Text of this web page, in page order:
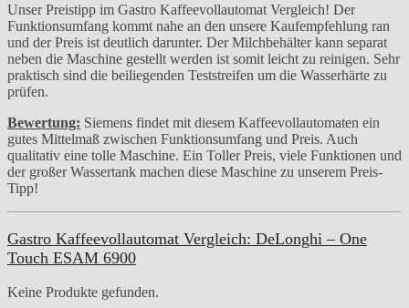
Unser Preistipp im Gastro Kaffeevollautomat Vergleich! Der
Funktionsumfang kommt nahe an den unsere Kaufempfehlung ran
und der Preis ist deutlich darunter. Der Milchbehälter kann separat
neben die Maschine gestellt werden ist somit leicht zu reinigen. Sehr
praktisch sind die beiliegenden Teststreifen um die Wasserhärte zu
prüfen.
Bewertung: Siemens findet mit diesem Kaffeevollautomaten ein
gutes Mittelmaß zwischen Funktionsumfang und Preis. Auch
qualitativ eine tolle Maschine. Ein Toller Preis, viele Funktionen und
der großer Wassertank machen diese Maschine zu unserem Preis-
Tipp!
Gastro Kaffeevollautomat Vergleich: DeLonghi – One
Touch ESAM 6900
Keine Produkte gefunden.